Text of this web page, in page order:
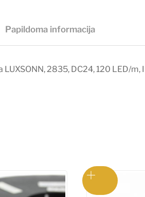
Papildoma informacija
LUXSONN, 2835, DC24, 120 LED/